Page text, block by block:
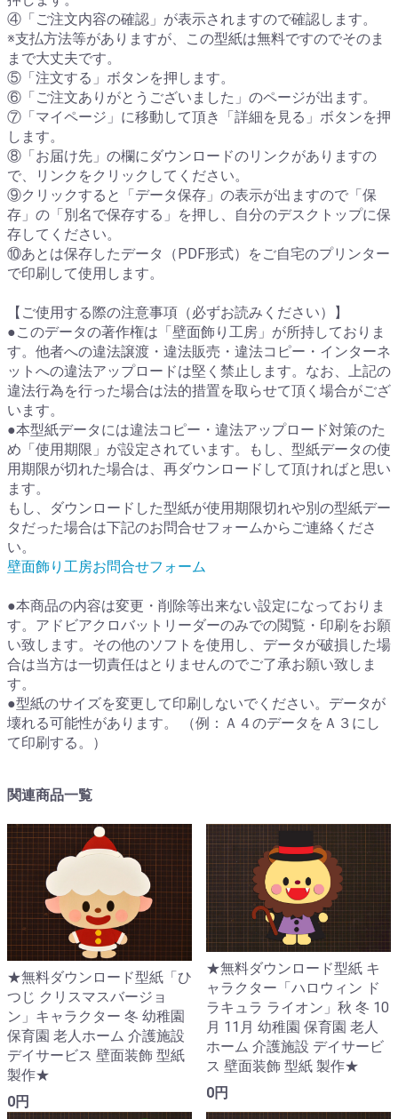
④「ご注文内容の確認」が表示されますので確認します。
※支払方法等がありますが、この型紙は無料ですのでそのま
まで大丈夫です。
⑤「注文する」ボタンを押します。
⑥「ご注文ありがとうございました」のページが出ます。
⑦「マイページ」に移動して頂き「詳細を見る」ボタンを押
します。
⑧「お届け先」の欄にダウンロードのリンクがありますの
で、リンクをクリックしてください。
⑨クリックすると「データ保存」の表示が出ますので「保
存」の「別名で保存する」を押し、自分のデスクトップに保
存してください。
⑩あとは保存したデータ（PDF形式）をご自宅のプリンター
で印刷して使用します。
【ご使用する際の注意事項（必ずお読みください）】
●このデータの著作権は「壁面飾り工房」が所持しておりま
す。他者への違法譲渡・違法販売・違法コピー・インターネ
ットへの違法アップロードは堅く禁止します。なお、上記の
違法行為を行った場合は法的措置を取らせて頂く場合がござ
います。
●本型紙データには違法コピー・違法アップロード対策のた
め「使用期限」が設定されています。もし、型紙データの使
用期限が切れた場合は、再ダウンロードして頂ければと思い
ます。
もし、ダウンロードした型紙が使用期限切れや別の型紙デー
タだった場合は下記のお問合せフォームからご連絡くださ
い。
壁面飾り工房お問合せフォーム
●本商品の内容は変更・削除等出来ない設定になっておりま
す。アドビアクロバットリーダーのみでの閲覧・印刷をお願
い致します。その他のソフトを使用し、データが破損した場
合は当方は一切責任はとりませんのでご了承お願い致しま
す。
●型紙のサイズを変更して印刷しないでください。データが
壊れる可能性があります。 （例：Ａ４のデータをＡ３にし
て印刷する。）
関連商品一覧
★無料ダウンロード型紙「ひ
つじ クリスマスバージョ
ン」キャラクター 冬 幼稚園
保育園 老人ホーム 介護施設
デイサービス 壁面装飾 型紙
製作★
0円
★無料ダウンロード型紙 キ
ャラクター「ハロウィン ド
ラキュラ ライオン」秋 冬 10
月 11月 幼稚園 保育園 老人
ホーム 介護施設 デイサービ
ス 壁面装飾 型紙 製作★
0円